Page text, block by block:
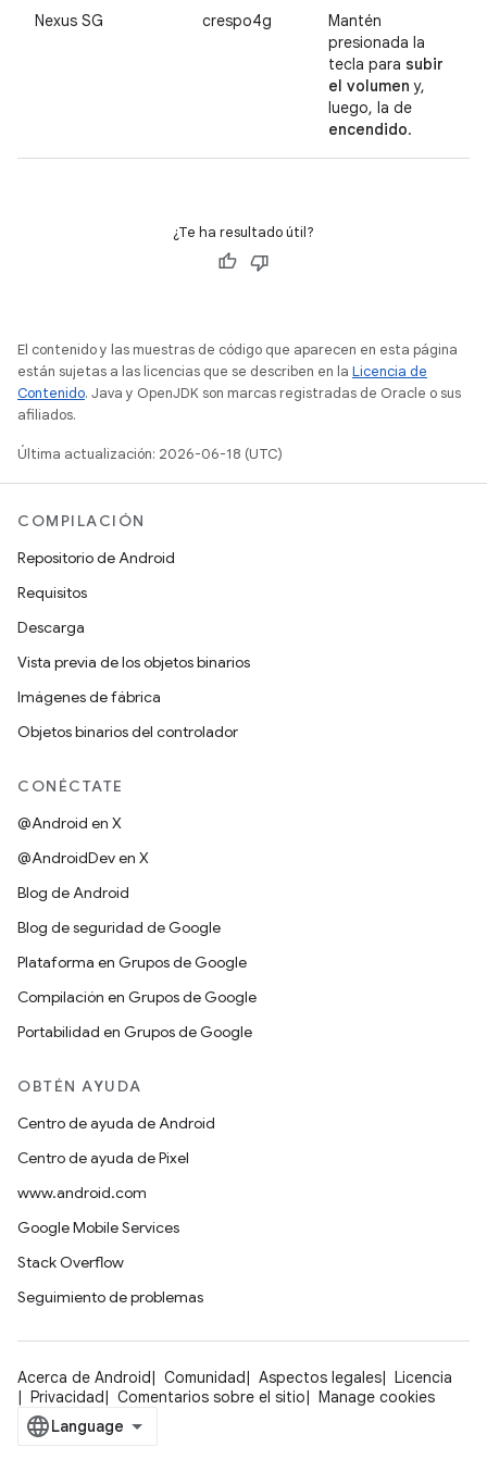
Nexus SG crespo4g
Mantén
presionada la
tecla para subir
el volumen y,
luego, la de
encendido.
¿Te ha resultado útil?
El contenido y las muestras de código que aparecen en esta página
están sujetas a las licencias que se describen en la Licencia de
Contenido. Java y OpenJDK son marcas registradas de Oracle o sus
afiliados.
Última actualización: 2026-06-18 (UTC)
COMPILACIÓN
Repositorio de Android
Requisitos
Descarga
Vista previa de los objetos binarios
Imágenes de fábrica
Objetos binarios del controlador
CONÉCTATE
@Android en X
@AndroidDev en X
Blog de Android
Blog de seguridad de Google
Plataforma en Grupos de Google
Compilación en Grupos de Google
Portabilidad en Grupos de Google
OBTÉN AYUDA
Centro de ayuda de Android
Centro de ayuda de Pixel
www.android.com
Google Mobile Services
Stack Overflow
Seguimiento de problemas
Acerca de Android Comunidad Aspectos legales
Licencia
Privacidad
Comentarios sobre el sitio Manage cookies